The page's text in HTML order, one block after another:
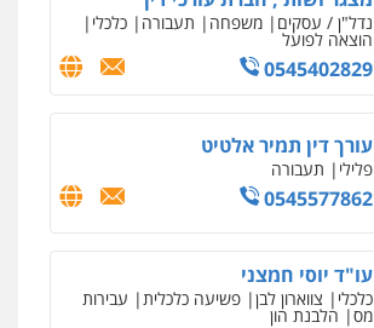
נדל"ן / עסקים משפחה תעבורה כלכלי
הוצאה לפועל
0545402829
עורך דין תמיר אלטיט
פלילי תעבורה
0545577862
עו"ד יוסי חמצני
כלכלי צווארון לבן פשיעה כלכלית עבירות
מס הלבנת הון